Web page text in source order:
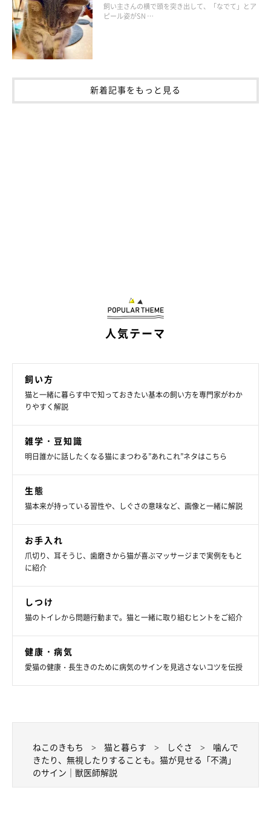
飼い主さんの横で頭を突き出して、「なでて」とア
ピール姿がSN …
新着記事をもっと見る
人気テーマ
飼い方
猫と一緒に暮らす中で知っておきたい基本の飼い方を専門家がわか
りやすく解説
雑学・豆知識
明日誰かに話したくなる猫にまつわる”あれこれ”ネタはこちら
生態
猫本来が持っている習性や、しぐさの意味など、画像と一緒に解説
お手入れ
爪切り、耳そうじ、歯磨きから猫が喜ぶマッサージまで実例をもと
に紹介
しつけ
猫のトイレから問題行動まで。猫と一緒に取り組むヒントをご紹介
健康・病気
愛猫の健康・長生きのために病気のサインを見逃さないコツを伝授
ねこのきもち 猫と暮らす しぐさ
噛んで
きたり、無視したりすることも。猫が見せる「不満」
のサイン｜獣医師解説